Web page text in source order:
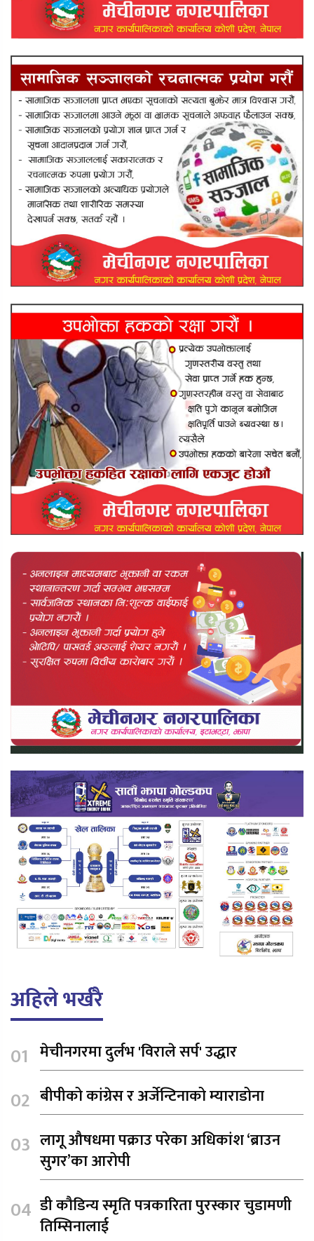
अहिले भर्खरै
मेचीनगरमा दुर्लभ 'विराले सर्प' उद्धार
बीपीको कांग्रेस र अर्जेन्टिनाको म्याराडोना
लागू औषधमा पक्राउ परेका अधिकांश ‘ब्राउन
सुगर’का आरोपी
डी कौडिन्य स्मृति पत्रकारिता पुरस्कार चुडामणी
तिम्सिनालाई